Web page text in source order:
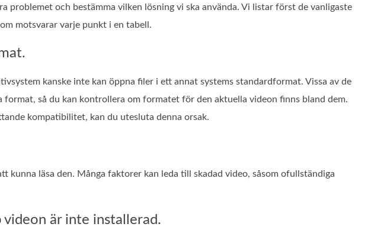
problemet och bestämma vilken lösning vi ska använda. Vi listar först de vanligaste
motsvarar varje punkt i en tabell.
kanske inte kan öppna filer i ett annat systems standardformat. Vissa av de
så du kan kontrollera om formatet för den aktuella videon finns bland dem.
kompatibilitet, kan du utesluta denna orsak.
kunna läsa den. Många faktorer kan leda till skadad video, såsom ofullständiga
videon är inte installerad.